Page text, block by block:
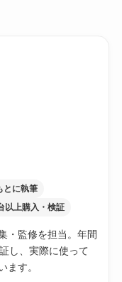
とに執筆
以上購入・検証
・監修を担当。年間
し、実際に使って
ます。